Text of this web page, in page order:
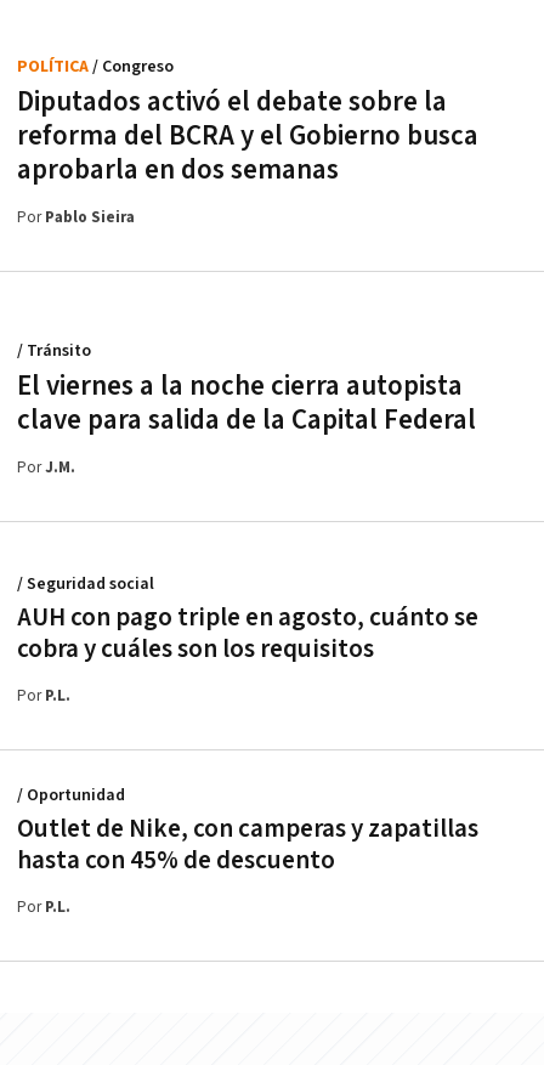
Diputados activó el debate sobre la
reforma del BCRA y el Gobierno busca
aprobarla en dos semanas
POLÍTICA/ Congreso
PorPablo Sieira
El viernes a la noche cierra autopista
clave para salida de la Capital Federal
/ Tránsito
PorJ.M.
AUH con pago triple en agosto, cuánto se
cobra y cuáles son los requisitos
/ Seguridad social
PorP.L.
Outlet de Nike, con camperas y zapatillas
hasta con 45% de descuento
/ Oportunidad
PorP.L.